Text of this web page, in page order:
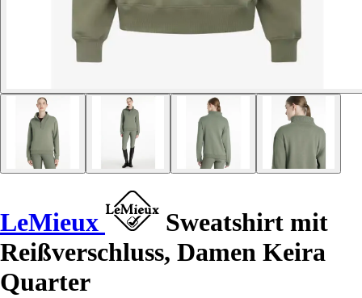
LeMieux
Sweatshirt mit
Reißverschluss, Damen Keira
Quarter